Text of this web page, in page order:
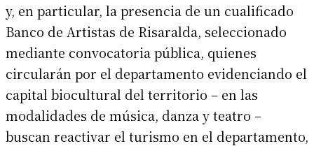
y, en particular, la presencia de un cualificado
Banco de Artistas de Risaralda, seleccionado
mediante convocatoria pública, quienes
circularán por el departamento evidenciando el
capital biocultural del territorio – en las
modalidades de música, danza y teatro –
buscan reactivar el turismo en el departamento,